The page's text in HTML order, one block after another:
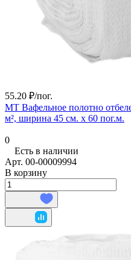
55.20 ₽/пог.
МТ Вафельное полотно
м², ширина 45 см. х 60 пог.м.
0
Есть в наличии
Арт. 00-00009994
В корзину